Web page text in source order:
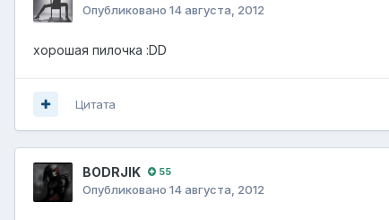
Опубликовано 14 августа, 2012
хорошая пилочка :DD
Цитата
BODRJIK 55
Опубликовано 14 августа, 2012